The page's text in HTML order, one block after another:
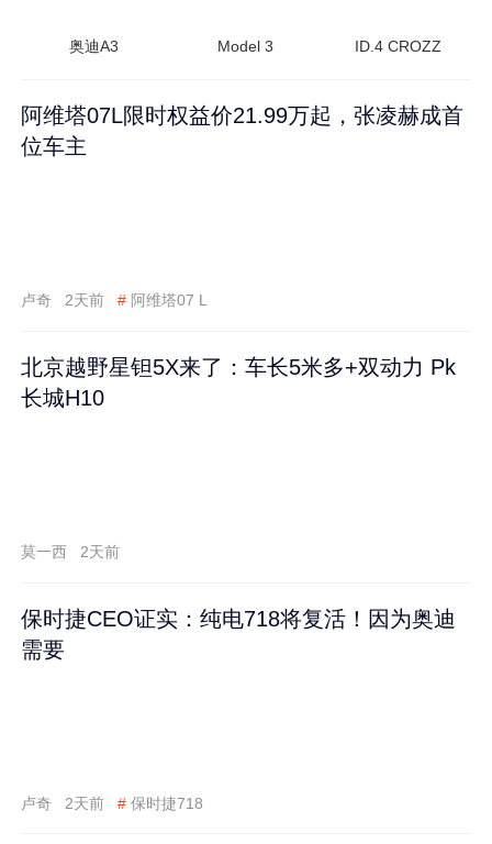
奥迪A3 Model 3 ID.4 CROZZ
阿维塔07L限时权益价21.99万起，张凌赫成首
位车主
卢奇 2天前 # 阿维塔07 L
北京越野星钽5X来了：车长5米多+双动力 Pk
长城H10
莫一西 2天前
保时捷CEO证实：纯电718将复活！因为奥迪
需要
卢奇 2天前 # 保时捷718